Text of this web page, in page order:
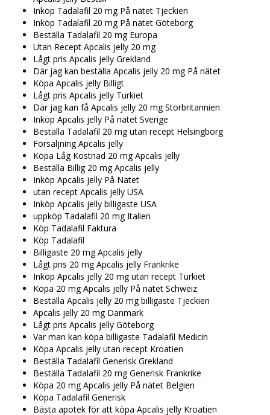
Inköp Tadalafil 20 mg På nätet Tjeckien
Inköp Tadalafil 20 mg På nätet Göteborg
Beställa Tadalafil 20 mg Europa
Utan Recept Apcalis jelly 20 mg
Lågt pris Apcalis jelly Grekland
Där jag kan beställa Apcalis jelly 20 mg På nätet
Köpa Apcalis jelly Billigt
Lågt pris Apcalis jelly Turkiet
Där jag kan få Apcalis jelly 20 mg Storbritannien
Inköp Apcalis jelly På nätet Sverige
Beställa Tadalafil 20 mg utan recept Helsingborg
Försäljning Apcalis jelly
Köpa Låg Kostnad 20 mg Apcalis jelly
Beställa Billig 20 mg Apcalis jelly
Inköp Apcalis jelly På Nätet
utan recept Apcalis jelly USA
Inköp Apcalis jelly billigaste USA
uppköp Tadalafil 20 mg Italien
Köp Tadalafil Faktura
Köp Tadalafil
Billigaste 20 mg Apcalis jelly
Lågt pris 20 mg Apcalis jelly Frankrike
Inköp Apcalis jelly 20 mg utan recept Turkiet
Köpa 20 mg Apcalis jelly På nätet Schweiz
Beställa Apcalis jelly 20 mg billigaste Tjeckien
Apcalis jelly 20 mg Danmark
Lågt pris Apcalis jelly Göteborg
Var man kan köpa billigaste Tadalafil Medicin
Köpa Apcalis jelly utan recept Kroatien
Beställa Tadalafil Generisk Grekland
Beställa Tadalafil 20 mg Generisk Frankrike
Köpa 20 mg Apcalis jelly På nätet Belgien
Köpa Tadalafil Generisk
Bästa apotek för att köpa Apcalis jelly Kroatien